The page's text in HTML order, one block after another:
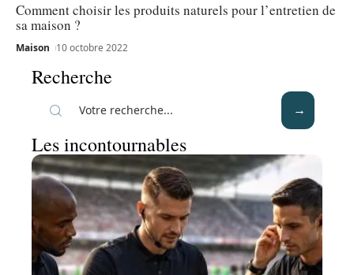
Comment choisir les produits naturels pour l’entretien de
sa maison ?
Maison 10 octobre 2022
Recherche
Les incontournables